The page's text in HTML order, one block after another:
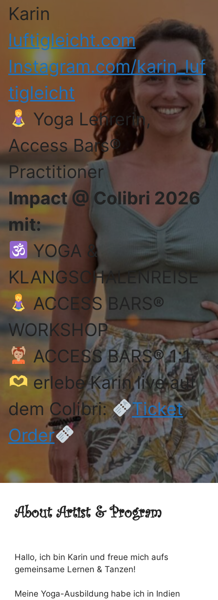
Karin
luftigleicht.com
Instagram.com/karin_luf
tigleicht
Yoga Lehrerin,
Access Bars®
Practitioner
Impact @ Colibri 2026
mit:
YOGA &
KLANGSCHALENREISE
ACCESS BARS®
WORKSHOP
ACCESS BARS® 1:1
erlebe Karin live auf
dem Colibri:
Ticket
Order
About Artist & Program
Hallo, ich bin Karin und freue mich aufs
gemeinsame Lernen & Tanzen!
Meine Yoga-Ausbildung habe ich in Indien